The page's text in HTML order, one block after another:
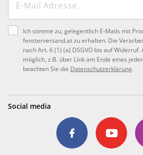
Ich stimme zu, gelegentlich E-Mails mit
fensterversand.at zu erhalten. Die
nach Art. 6 (1) (a) DSGVO bis auf
möglich, z.B. über Link am Ende eines
beachten Sie die Datenschutzerklärung.
Social media